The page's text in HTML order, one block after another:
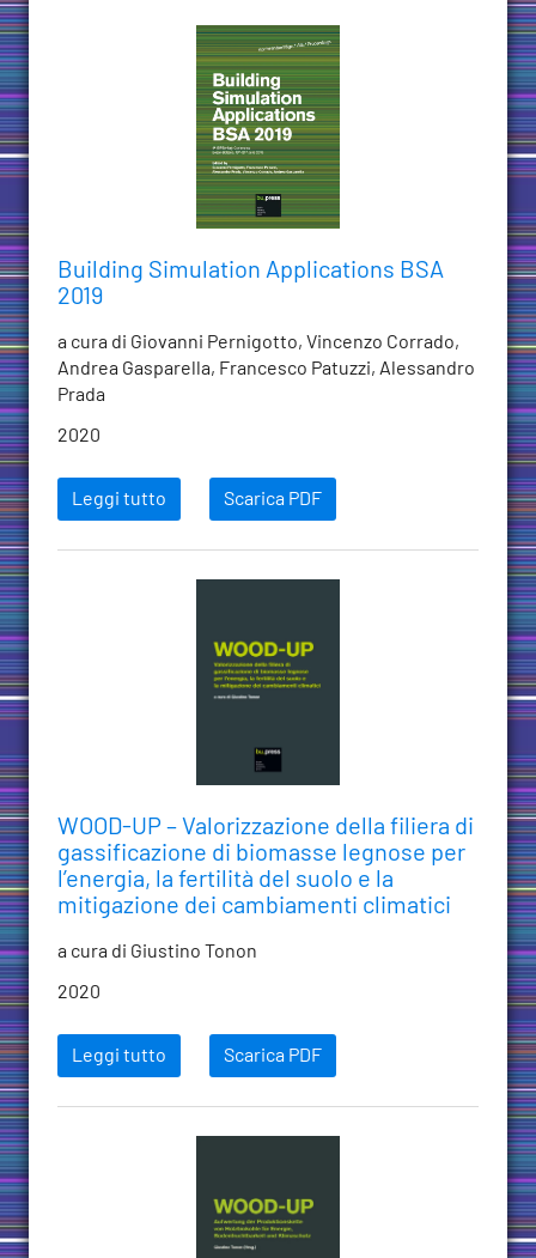
Building Simulation Applications BSA
2019
a cura di Giovanni Pernigotto, Vincenzo Corrado,
Andrea Gasparella, Francesco Patuzzi, Alessandro
Prada
2020
Leggi tutto Scarica PDF
WOOD-UP – Valorizzazione della filiera di
gassificazione di biomasse legnose per
l’energia, la fertilità del suolo e la
mitigazione dei cambiamenti climatici
a cura di Giustino Tonon
2020
Leggi tutto Scarica PDF